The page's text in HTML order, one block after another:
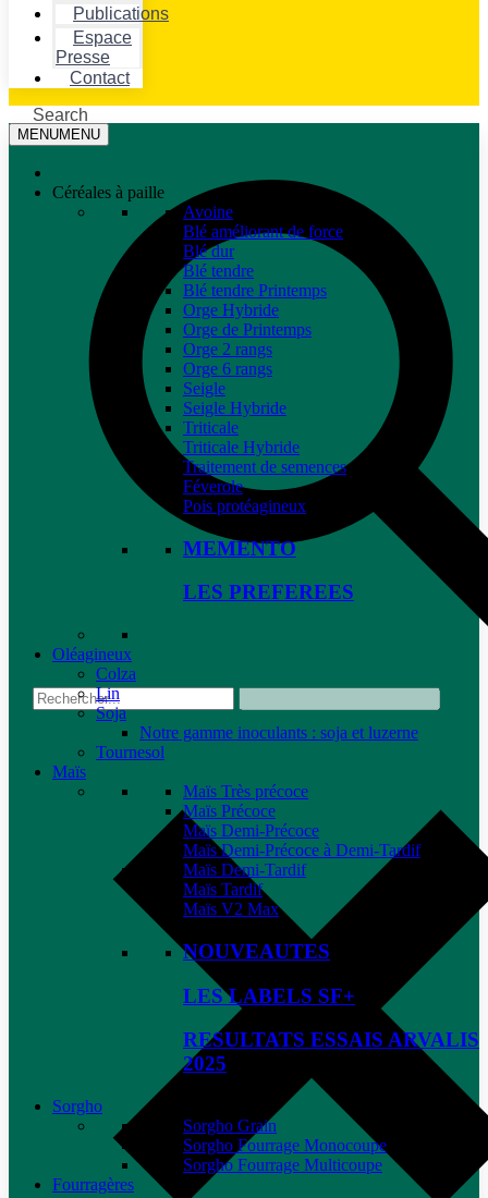
Publications
Espace
Presse
Contact
Search
MENUMENU
Céréales à paille
Avoine
Blé améliorant de force
Blé dur
Blé tendre
Blé tendre Printemps
Orge Hybride
Orge de Printemps
Orge 2 rangs
Orge 6 rangs
Seigle
Seigle Hybride
Triticale
Triticale Hybride
Traitement de semences
Féverole
Pois protéagineux
MEMENTO
LES PREFEREES
Oléagineux
Colza
Lin
Soja
Notre gamme inoculants : soja et luzerne
Tournesol
Maïs
Maïs Très précoce
Maïs Précoce
Maïs Demi-Précoce
Maïs Demi-Précoce à Demi-Tardif
Maïs Demi-Tardif
Maïs Tardif
Maïs V2 Max
NOUVEAUTES
LES LABELS SF+
RESULTATS ESSAIS ARVALIS
2025
Sorgho
Sorgho Grain
Sorgho Fourrage Monocoupe
Sorgho Fourrage Multicoupe
Fourragères